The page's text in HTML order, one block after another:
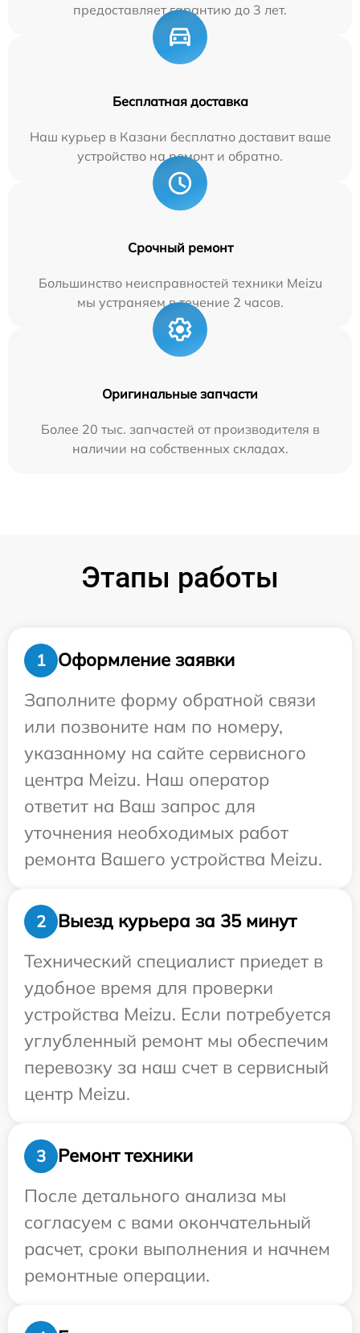
предоставляет гарантию до 3 лет.
Бесплатная доставка
Наш курьер в Казани бесплатно доставит ваше
устройство на ремонт и обратно.
Срочный ремонт
Большинство неисправностей техники Meizu
мы устраняем в течение 2 часов.
Оригинальные запчасти
Более 20 тыс. запчастей от производителя в
наличии на собственных складах.
Этапы работы
1
Оформление заявки
Заполните форму обратной связи
или позвоните нам по номеру,
указанному на сайте сервисного
центра Meizu. Наш оператор
ответит на Ваш запрос для
уточнения необходимых работ
ремонта Вашего устройства Meizu.
2
Выезд курьера за 35 минут
Технический специалист приедет в
удобное время для проверки
устройства Meizu. Если потребуется
углубленный ремонт мы обеспечим
перевозку за наш счет в сервисный
центр Meizu.
3
Ремонт техники
После детального анализа мы
согласуем с вами окончательный
расчет, сроки выполнения и начнем
ремонтные операции.